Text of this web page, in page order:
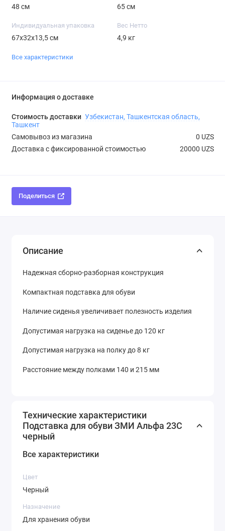
48 см 65 см
Индивидуальная упаковка
67х32х13,5 см
Вес Нетто
4,9 кг
Все характеристики
Информация о доставке
Стоимость доставки Узбекистан, Ташкентская область,
Ташкент
Самовывоз из магазина
0 UZS
Доставка с фиксированной стоимостью
20000 UZS
Поделиться
Описание
Надежная сборно-разборная конструкция
Компактная подставка для обуви
Наличие сиденья увеличивает полезность изделия
Допустимая нагрузка на сиденье до 120 кг
Допустимая нагрузка на полку до 8 кг
Расстояние между полками 140 и 215 мм
Технические характеристики
Подставка для обуви ЗМИ Альфа 23C
черный
Все характеристики
Цвет
Черный
Назначение
Для хранения обуви